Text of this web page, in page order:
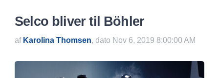
Selco bliver til Böhler
af Karolina Thomsen, dato Nov 6, 2019 8:00:00 AM